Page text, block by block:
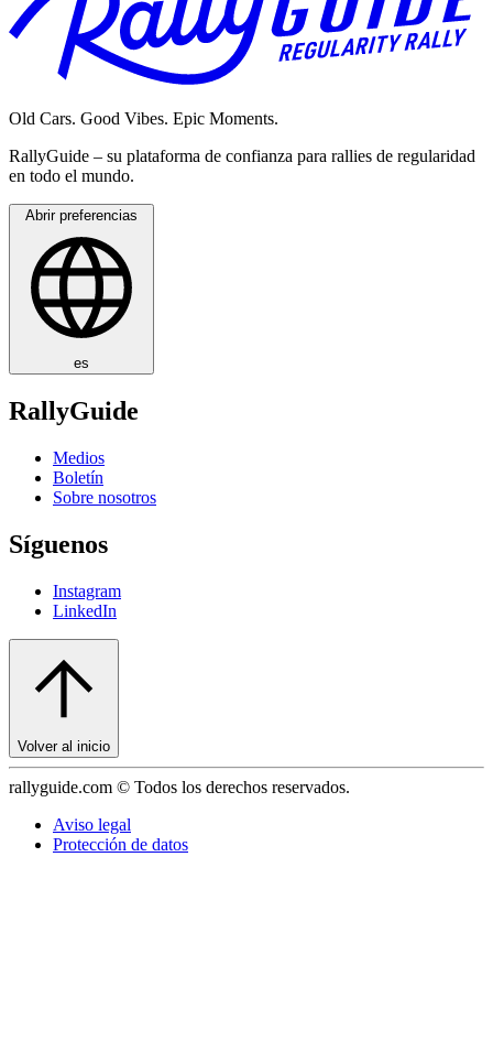
Old Cars. Good Vibes. Epic Moments.
RallyGuide – su plataforma de confianza para rallies de regularidad
en todo el mundo.
Abrir preferencias
es
RallyGuide
Medios
Boletín
Sobre nosotros
Síguenos
Instagram
LinkedIn
Volver al inicio
rallyguide.com © Todos los derechos reservados.
Aviso legal
Protección de datos